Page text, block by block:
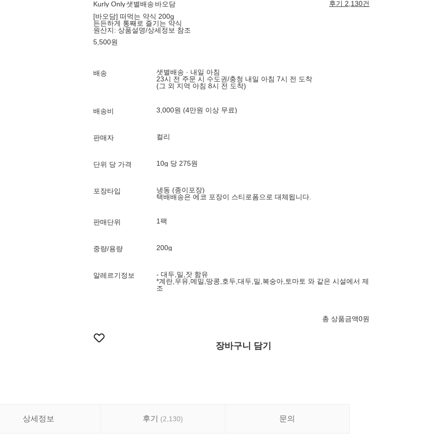
Kurly Only샛별배송 바오담
후기 2,130건
[바오담] 떠먹는 약식 200g
든든하게 통째로 즐기는 약식
원산지: 상품설명/상세정보 참조
5,500원
배송
샛별배송 · 내일 아침
23시 전 주문 시 수도권/충청 내일 아침 7시 전 도착
(그 외 지역 아침 8시 전 도착)
배송비 3,000원 (4만원 이상 무료)
판매자 컬리
단위 당 가격 10g 당 275원
포장타입
냉동 (종이포장)
택배배송은 에코 포장이 스티로폼으로 대체됩니다.
판매단위 1팩
중량/용량 200g
알레르기정보
- 대두,밀,잣 함유
*계란,우유,메밀,땅콩,호두,대두,밀,복숭아,토마토 와 같은 시설에서 제
조
총 상품금액0원
장바구니 담기
상세정보 후기 (2,130) 문의